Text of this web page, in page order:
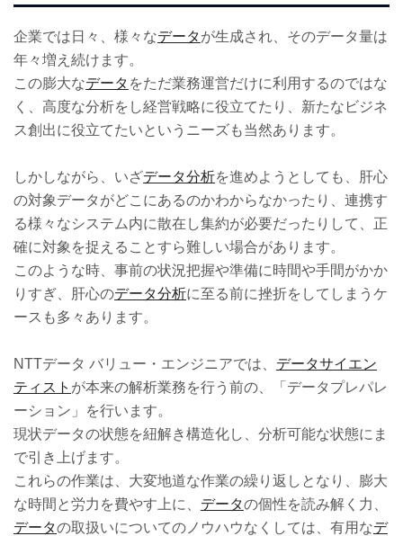
企業では日々、様々なデータが生成され、そのデータ量は
年々増え続けます。
この膨大なデータ をただ業務運営だけに利用するのではな
く、高度な分析をし経営戦略に役立てたり、新たなビジネ
ス創出に役立てたいというニーズも当然あります。
しかしながら、いざデータ分析を進めようとしても、肝心
の対象データがどこにあるのかわからなかったり、連携す
る様々なシステム内に散在し集約が必要だったりして、正
確に対象を捉えることすら難しい場合があります。
このような時、事前の状況把握や準備に時間や手間がかか
りすぎ、肝心のデータ分析に至る前に挫折をしてしまうケ
ースも多々あります。
NTTデータ バリュー・エンジニアでは、 データサイエン
ティスト が本来の解析業務を行う前の、「データプレパレ
ーション」を行います。
現状データの状態を紐解き構造化し、分析可能な状態にま
で引き上げます。
これらの作業は、大変地道な作業の繰り返しとなり、膨大
な時間と労力を費やす上に、 データの個性を読み解く力、
データの取扱いについてのノウハウなくしては、有用なデ